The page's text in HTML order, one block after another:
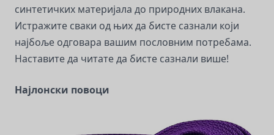
синтетичких материјала до природних влакана.
Истражите сваки од њих да бисте сазнали који
најбоље одговара вашим пословним потребама.
Наставите да читате да бисте сазнали више!
Најлонски повоци